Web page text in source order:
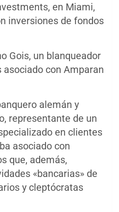
en Miami,
inversiones de fondos
Gois, un blanqueador
con Amparan
alemán y
representante de un
en clientes
asociado con
que, además,
«bancarias» de
y cleptócratas